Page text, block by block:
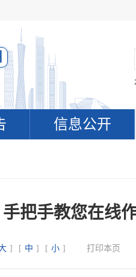
信息公开
把手教您在线
] [ 中 ] [ 小 ] 打印本页